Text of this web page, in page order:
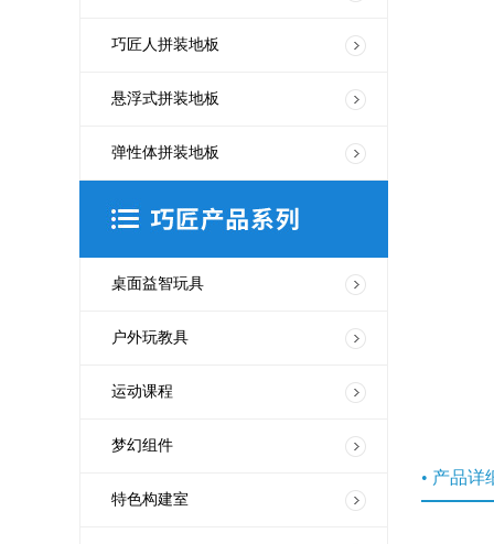
巧匠人拼装地板
悬浮式拼装地板
弹性体拼装地板
桌面益智玩具
户外玩教具
运动课程
梦幻组件
特色构建室
• 产品详